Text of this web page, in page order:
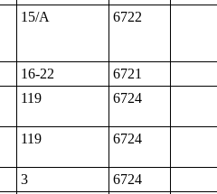
15/A 6722
16-22
6721
119 6724
119 6724
3
6724